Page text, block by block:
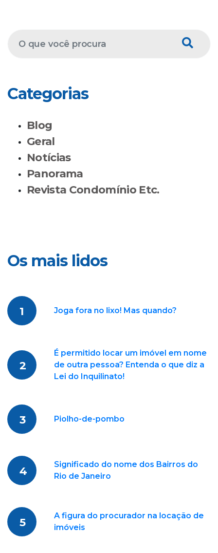
Categorias
Blog
Geral
Notícias
Panorama
Revista Condomínio Etc.
Os mais lidos
1 Joga fora no lixo! Mas quando?
2
É permitido locar um imóvel em nome
de outra pessoa? Entenda o que diz a
Lei do Inquilinato!
3 Piolho-de-pombo
4
Significado do nome dos Bairros do
Rio de Janeiro
5
A figura do procurador na locação de
imóveis